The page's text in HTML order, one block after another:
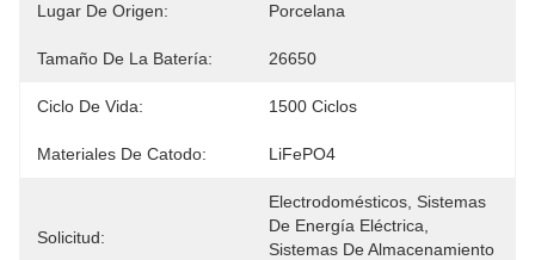
Lugar De Origen: Porcelana
Tamaño De La Batería: 26650
Ciclo De Vida: 1500 Ciclos
Materiales De Catodo: LiFePO4
Solicitud:
Electrodomésticos, Sistemas
De Energía Eléctrica,
Sistemas De Almacenamiento